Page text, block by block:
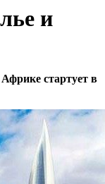
и
стартует в